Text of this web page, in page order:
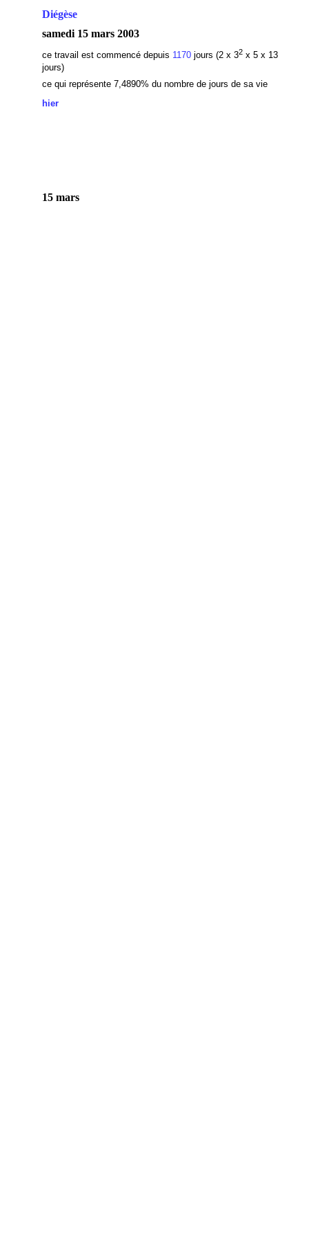
Diégèse
samedi 15 mars 2003
ce travail est commencé depuis 1170jours (2 x 32x 5 x 13
jours)
ce qui représente 7,4890% du nombre de jours de sa vie
hier
15 mars